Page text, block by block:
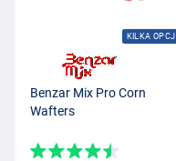
KILKA OPCJI
Benzar Mix Pro Corn
Wafters